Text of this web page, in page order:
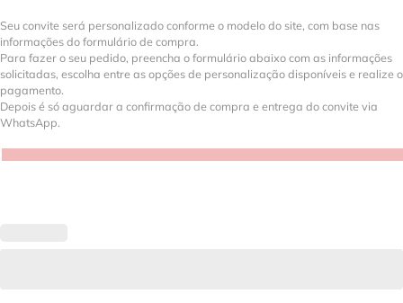
Seu convite será personalizado conforme o modelo do site, com base nas
informações do formulário de compra.
Para fazer o seu pedido, preencha o formulário abaixo com as informações
solicitadas, escolha entre as opções de personalização disponíveis e realize o
pagamento.
Depois é só aguardar a confirmação de compra e entrega do convite via
WhatsApp.